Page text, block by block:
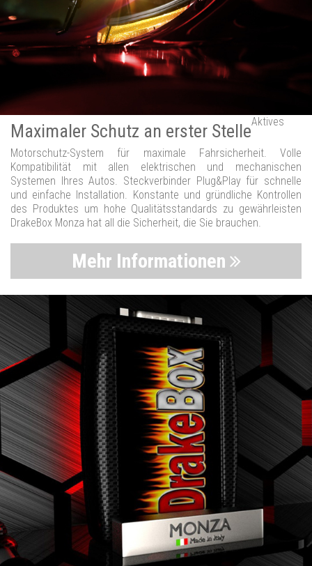
Maximaler Schutz an erster StelleAktives
Motorschutz-System für maximale Fahrsicherheit. Volle
Kompatibilität mit allen elektrischen und mechanischen
Systemen Ihres Autos. Steckverbinder Plug&Play für schnelle
und einfache Installation. Konstante und gründliche Kontrollen
des Produktes um hohe Qualitätsstandards zu gewährleisten
DrakeBox Monza hat all die Sicherheit, die Sie brauchen.
Mehr Informationen